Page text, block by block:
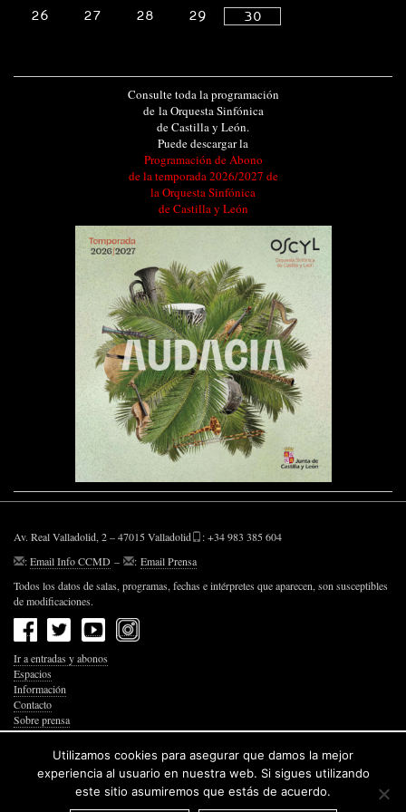
26
27 28 29 30
Consulte toda la programación
de la Orquesta Sinfónica
de Castilla y León.
Puede descargar la
Programación de Abono
de la temporada 2026/2027 de
la Orquesta Sinfónica
de Castilla y León
Av. Real Valladolid, 2 – 47015 Valladolid
: +34 983 385 604
:Email Info CCMD – : Email Prensa
Todos los datos de salas, programas, fechas e intérpretes que aparecen, son susceptibles
de modificaciones.
Ir a entradas y abonos
Espacios
Información
Contacto
Sobre prensa
Política de Privacidad
Política de Cookies
Accesibilidad Web
Utilizamos cookies para asegurar que damos la mejor
experiencia al usuario en nuestra web. Si sigues utilizando
este sitio asumiremos que estás de acuerdo.